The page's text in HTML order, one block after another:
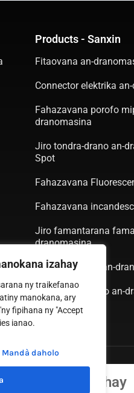
izahay
ny traikefanao
manokana, ary
fipihana ny "Accept
ianao.
Mandà daholo
Products - Sanxin
Fitaovana an-
Connector elektrika
Fahazavana porofo
dranomasina
Jiro tondra-drano an-
Spot
Fahazavana
Fahazavana
Jiro famantarana
dranomasina
Jiro fikarohana an-
Famantarana feo an-
Yacht Light
Copyright ©2026
manokana izahay